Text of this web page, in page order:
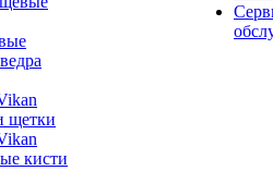
щетки
кисти